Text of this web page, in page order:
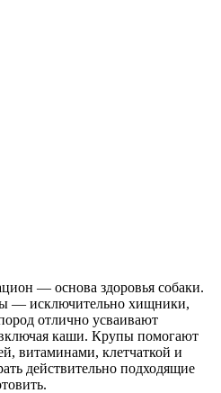
— основа здоровья собаки.
— исключительно хищники,
отлично усваивают
каши. Крупы помогают
витаминами, клетчаткой и
действительно подходящие